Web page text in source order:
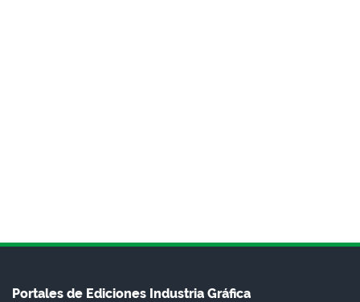
Portales de Ediciones Industria Gráfica